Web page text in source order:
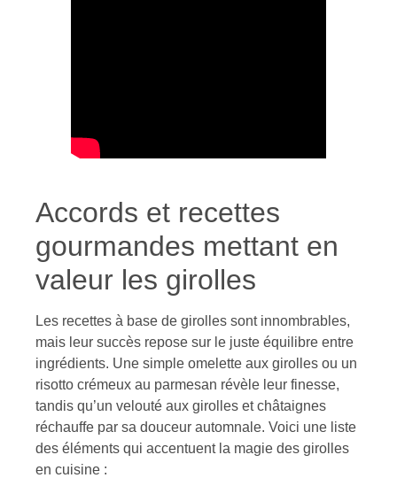
Accords et recettes
gourmandes mettant en
valeur les girolles
Les recettes à base de girolles sont innombrables,
mais leur succès repose sur le juste équilibre entre
ingrédients. Une simple omelette aux girolles ou un
risotto crémeux au parmesan révèle leur finesse,
tandis qu’un velouté aux girolles et châtaignes
réchauffe par sa douceur automnale. Voici une liste
des éléments qui accentuent la magie des girolles
en cuisine :